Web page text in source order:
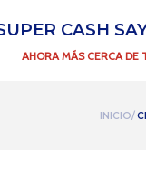
CASH
AHORA MÁS CERCA DE
INICIO/